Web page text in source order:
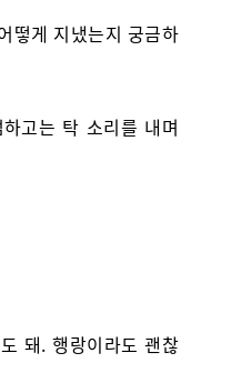
떻게 지냈는지 궁금하
고는 탁 소리를 내며
돼. 행랑이라도 괜찮